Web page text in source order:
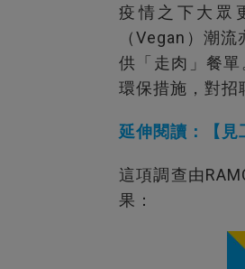
疫情之下大眾
（Vegan）潮
供「走肉」餐
環保措施，對招
延伸閱讀：【
這項調查由
果：